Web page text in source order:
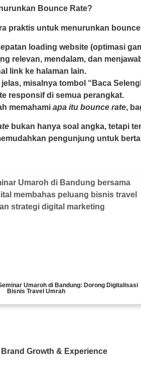
Bounce Rate?
praktis untuk menurunkan
loading website (optimasi
relevan, mendalam, dan
link ke halaman lain.
jelas, misalnya tombol “Baca
responsif di semua perangkat.
memahami apa itu bounce rate,
bukan hanya soal angka, tetapi
pengunjung untuk
Umaroh di Bandung: Dorong Digitalisasi
Bisnis Travel Umrah
Growth & Experience